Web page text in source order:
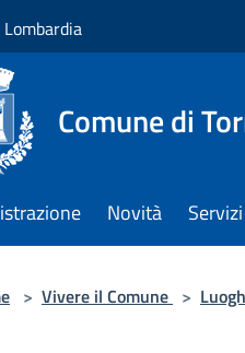
Comune di
Novità Servizi
> Vivere il Comune >